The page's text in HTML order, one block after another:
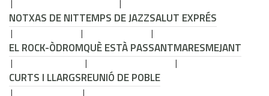
NOTXAS DE NITTEMPS DE JAZZSALUT EXPRÉS
EL ROCK-ÒDROMQUÈ ESTÀ PASSANTMARESMEJANT
CURTS I LLARGSREUNIÓ DE POBLE